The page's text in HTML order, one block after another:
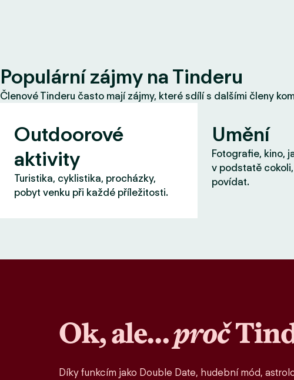
Populární zájmy na Tinderu
Členové Tinderu často mají zájmy, které sdílí s dalšími členy
Outdoorové
aktivity
Turistika, cyklistika, procházky,
pobyt venku při každé příležitosti.
Umění
Fotografie, kino,
v podstatě
povídat.
Ok, ale…proč
Díky funkcím jako Double Date, hudební mód,